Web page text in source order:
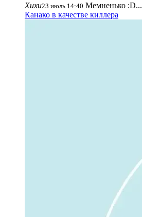
Хихи23 июль 14:40 Мемненько :D...
Канако в качестве киллера